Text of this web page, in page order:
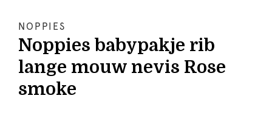
NOPPIES
Noppies babypakje rib
lange mouw nevis Rose
smoke